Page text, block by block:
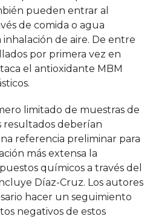
pueden entrar al
de comida o agua
de aire. De entre
por primera vez en
el antioxidante MBM
limitado de muestras de
resultados deberían
referencia preliminar para
más extensa la
químicos a través del
Díaz-Cruz. Los autores
hacer un seguimiento
negativos de estos